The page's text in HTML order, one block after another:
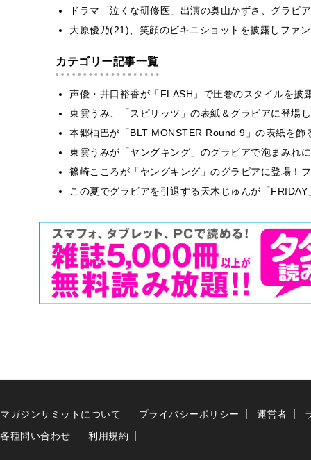
ドラマ「泣くな研修医」出演の奥山かずさ、グラビ
大原優乃(21)、笑顔のビキニショットを披露しファ
カテゴリー記事一覧
声優・井口裕香が「FLASH」で圧巻のスタイルを
東雲うみ、「スピリッツ」の表紙＆グラビアに登場
本郷柚巴が「BLT MONSTER Round 9」の表紙を
東雲うみが「ヤングキング」のグラビアで泡まみれ
篠崎こころが「ヤングキング」のグラビアに登場！
この夏でグラビアを引退する天木じゅんが「
マガジンサミットについて プライバシーポリシー 運営者
各種問い合わせ
利用規約